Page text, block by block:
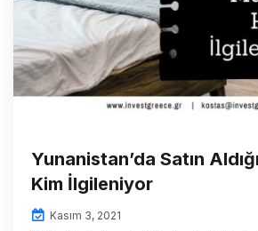
Yunanistan’da Satın
Kim İlgileniyor
Kasım 3, 2021